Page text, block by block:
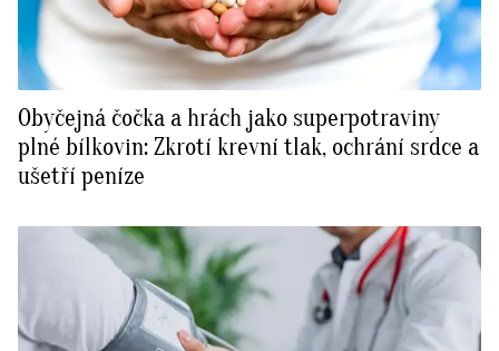
Obyčejná čočka a hrách jako superpotraviny
plné bílkovin: Zkrotí krevní tlak, ochrání srdce a
ušetří peníze